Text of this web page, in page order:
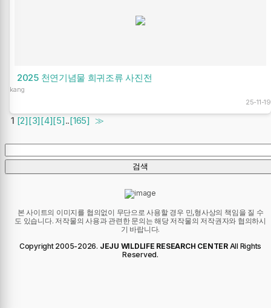
2025 천연기념물 희귀조류 사진전
kang
25-11-19
1 [2][3][4][5]..[165] ≫
본 사이트의 이미지를 협의없이 무단으로 사용할 경우 민,형사상의 책임을 질 수
도 있습니다. 저작물의 사용과 관련한 문의는 해당 저작물의 저작권자와 협의하시
기 바랍니다.
Copyright 2005-2026. JEJU WILDLIFE RESEARCH CENTERAll Rights
Reserved.